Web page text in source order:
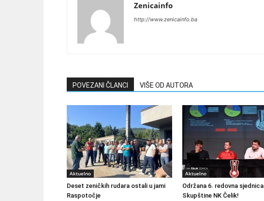
Zenicainfo
http://www.zenicainfo.ba
POVEZANI ČLANCI VIŠE OD AUTORA
Aktuelno
Deset zeničkih rudara ostali u jami
Raspotočje
Aktuelno
Održana 6. redovna sjednica
Skupštine NK Čelik!